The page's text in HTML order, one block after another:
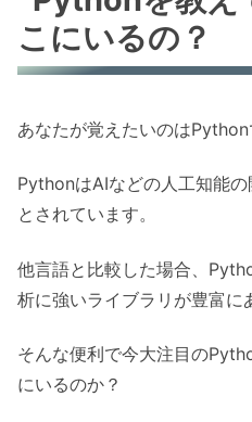
こにいるの？
あなたが覚えたいのはPython
PythonはAIなどの人工知能
とされています。
他言語と比較した場合、
析に強いライブラリが豊富に
そんな便利で今大注目の
にいるのか？